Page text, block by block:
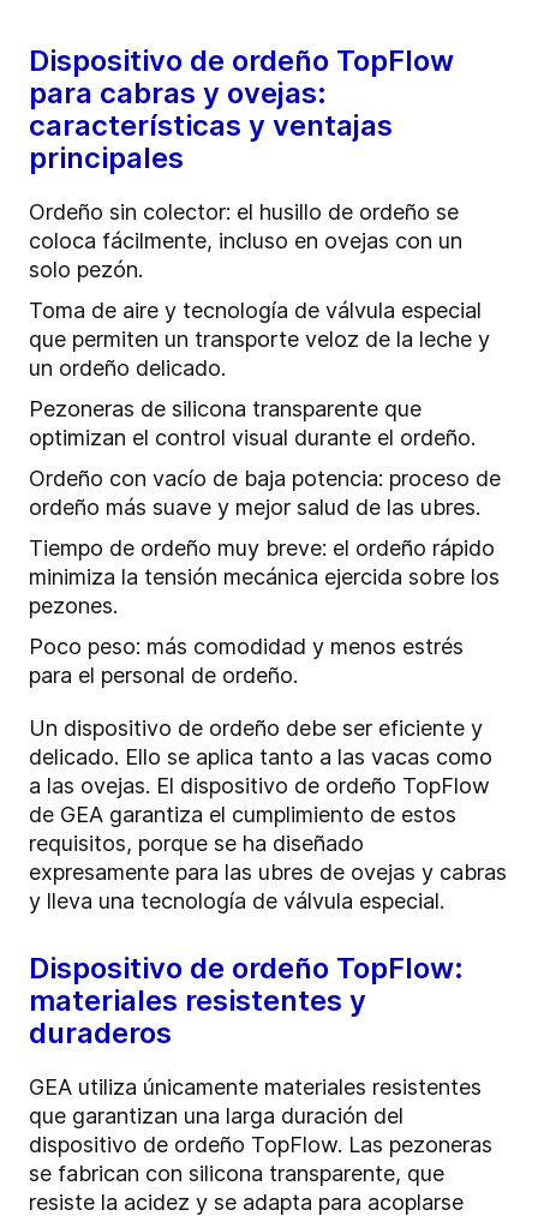
Dispositivo de ordeño TopFlow
para cabras y ovejas:
características y ventajas
principales
Ordeño sin colector: el husillo de ordeño se
coloca fácilmente, incluso en ovejas con un
solo pezón.
Toma de aire y tecnología de válvula especial
que permiten un transporte veloz de la leche y
un ordeño delicado.
Pezoneras de silicona transparente que
optimizan el control visual durante el ordeño.
Ordeño con vacío de baja potencia: proceso de
ordeño más suave y mejor salud de las ubres.
Tiempo de ordeño muy breve: el ordeño rápido
minimiza la tensión mecánica ejercida sobre los
pezones.
Poco peso: más comodidad y menos estrés
para el personal de ordeño.
Un dispositivo de ordeño debe ser eficiente y
delicado. Ello se aplica tanto a las vacas como
a las ovejas. El dispositivo de ordeño TopFlow
de GEA garantiza el cumplimiento de estos
requisitos, porque se ha diseñado
expresamente para las ubres de ovejas y cabras
y lleva una tecnología de válvula especial.
Dispositivo de ordeño TopFlow:
materiales resistentes y
duraderos
GEA utiliza únicamente materiales resistentes
que garantizan una larga duración del
dispositivo de ordeño TopFlow. Las pezoneras
se fabrican con silicona transparente, que
resiste la acidez y se adapta para acoplarse